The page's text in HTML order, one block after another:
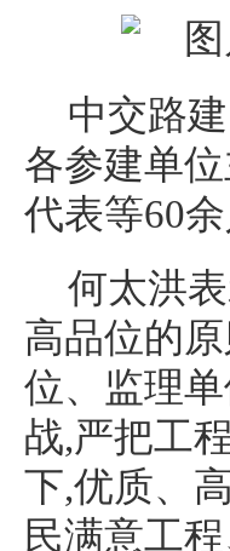
中交路
各参建单
代表等60余
何太洪
高品位的
位、监理
战,严把工
下,优质、
民满意工